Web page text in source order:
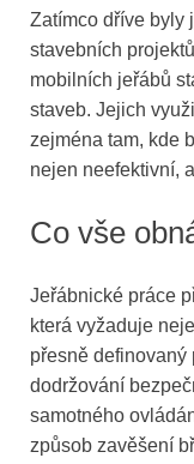
Zatímco dříve byly
stavebních
mobilních jeřábů
staveb. Jejich
zejména tam, kde
nejen neefektivní,
Co vše
Jeřábnické práce
která vyžaduje
přesně
dodržování
samotného
způsob zavěšení